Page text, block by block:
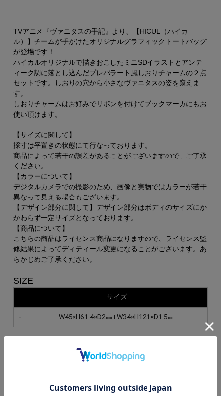
TVアニメ『ヴァニタスの手記』より、【HICUL（ハイカ
ル）】チームが手がけたオリジナルグラフィックトートバッグ
が登場です！
ハイカルオリジナルで描きおこしたミニSDイラストとアンテ
ィーク調に落とし込んだプレパラート風しおりチャームの２点
セットです。しおりの穴から小さなヴァニタスの姿を窺えま
す。
しおりチャームはお好みでリボンを付けてブックマーカにもお
使い頂けます。
【サイズに関して】
採寸は平置きの状態にて行なっております。
商品によって若干の誤差があることがございますので、ご了承
ください。
【カラーについて】
デジタルカメラでの撮影のため、画像と実物ではカラーが若干
異なって見える場合もございます。
【デザイン部分に関して】デザイン部分はボディのサイズにか
かわらず一定サイズとなっております。
【商品について】
こちらの商品はライセンス商品になりますので、ライセンス監
修結果によってディティール変更になることがございます。あ
らかじめご了承ください。
SIZE
サイズ
- W45×H61.4×D2㎜+W34×H121×D1.5㎜